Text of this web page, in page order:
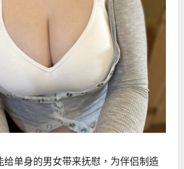
给单身的男女带来抚慰，为伴侣制造